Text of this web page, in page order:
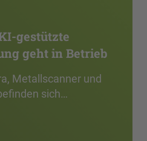
gestützte
geht in Betrieb
Metallscanner und
sich…